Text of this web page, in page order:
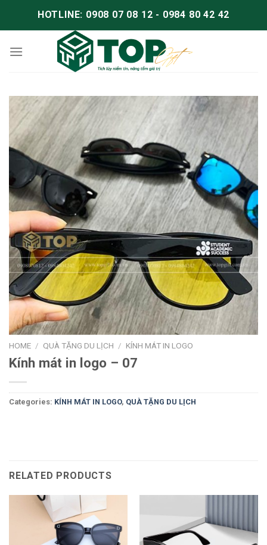
HOTLINE: 0908 07 08 12 - 0984 80 42 42
HOME / QUÀ TẶNG DU LỊCH / KÍNH MÁT IN LOGO
Kính mát in logo – 07
Categories: KÍNH MÁT IN LOGO, QUÀ TẶNG DU LỊCH
RELATED PRODUCTS